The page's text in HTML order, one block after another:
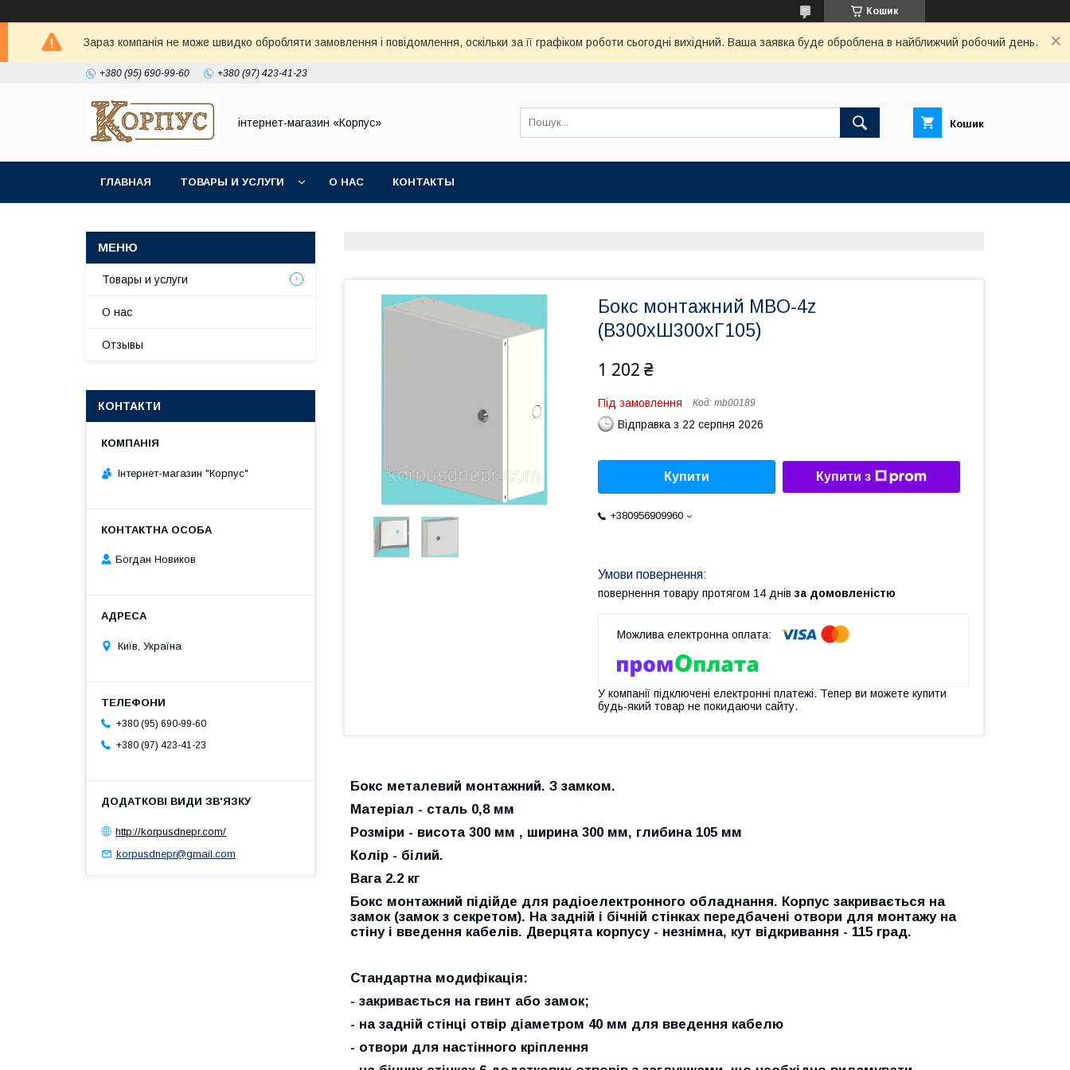
Кошик
Зараз компанія не може швидко обробляти замовлення і повідомлення, оскільки за її графіком роботи сьогодні вихідний. Ваша заявка буде оброблена в найближчий робочий день.
+380 (95) 690-99-60 +380 (97) 423-41-23
інтернет-магазин «Корпус» Кошик
ГЛАВНАЯ ТОВАРЫ И УСЛУГИ О НАС КОНТАКТЫ
Бокс монтажний MBO-4z
(В300хШ300хГ105)
1 202 ₴
Під замовлення Код: mb00189
Відправка з 22 серпня 2026
Купити Купити з
+380956909960
повернення товару протягом 14 днів за домовленістю
У компанії підключені електронні платежі. Тепер ви можете купити
будь-який товар не покидаючи сайту.
Бокс металевий монтажний. З замком.
Матеріал - сталь 0,8 мм
Розміри - висота 300 мм , ширина 300 мм, глибина 105 мм
Колір - білий.
Вага 2.2 кг
Бокс монтажний підійде для радіоелектронного обладнання. Корпус закривається на
замок (замок з секретом). На задній і бічній стінках передбачені отвори для монтажу на
стіну і введення кабелів. Дверцята корпусу - незнімна, кут відкривання - 115 град.
Стандартна модифікація:
- закривається на гвинт або замок;
- на задній стінці отвір діаметром 40 мм для введення кабелю
- отвори для настінного кріплення
Товары и услуги
О нас
Отзывы
КОНТАКТИ
Інтернет-магазин "Корпус"
Богдан Новиков
Київ, Україна
+380 (95) 690-99-60
+380 (97) 423-41-23
http://korpusdnepr.com/
korpusdnepr@gmail.com